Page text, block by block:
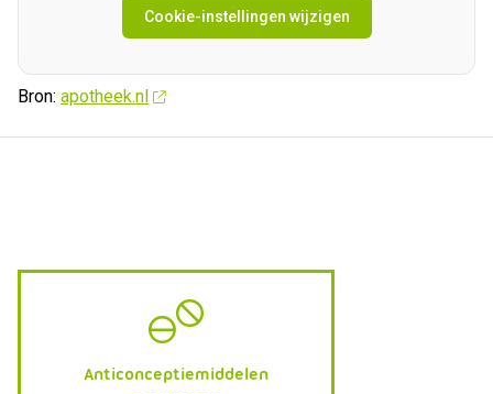
Cookie-instellingen wijzigen
Bron: apotheek.nl
Anticonceptiemiddelen